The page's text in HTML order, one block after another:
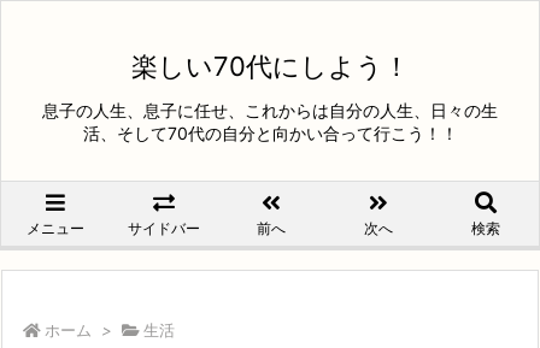
楽しい70代にしよう！
息子の人生、息子に任せ、これからは自分の人生、日々の生
活、そして70代の自分と向かい合って行こう！！
メニュー サイドバー 前へ 次へ 検索
ホーム > 生活